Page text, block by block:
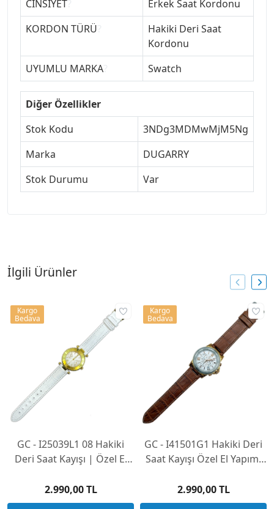
CİNSİYET
Erkek Saat Kordonu
KORDON TÜRÜ
Hakiki Deri Saat
Kordonu
UYUMLU MARKA
Swatch
Diğer Özellikler
Stok Kodu
3NDg3MDMwMjM5Ng
Marka
DUGARRY
Stok Durumu
Var
İlgili Ürünler
GC - I25039L1 08 Hakiki
Deri Saat Kayışı | Özel El
2.990,00 TL
Kargo
Bedava
GC - I41501G1 Hakiki Deri
Saat Kayışı Özel El Yapımı
Göndermeniz Gerekli)
2.990,00 TL
Kargo
Bedava